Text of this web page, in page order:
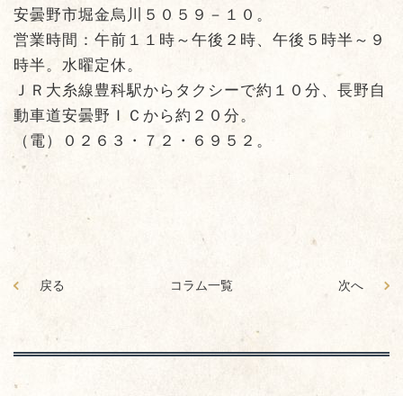
安曇野市堀金烏川５０５９－１０。
営業時間：午前１１時～午後２時、午後５時半～９
時半。水曜定休。
ＪＲ大糸線豊科駅からタクシーで約１０分、長野自
動車道安曇野ＩＣから約２０分。
（電）０２６３・７２・６９５２。
戻る コラム一覧 次へ